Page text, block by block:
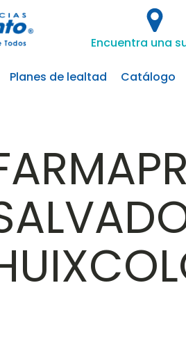
Encuentra una
Planes de lealtad Catálogo